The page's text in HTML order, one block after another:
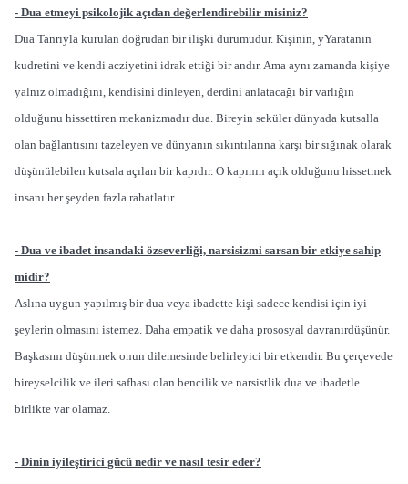
- Dua etmeyi psikolojik açıdan değerlendirebilir misiniz?
Dua Tanrıyla kurulan doğrudan bir ilişki durumudur. Kişinin, yYaratanın
kudretini ve kendi acziyetini idrak ettiği bir andır. Ama aynı zamanda kişiye
yalnız olmadığını, kendisini dinleyen, derdini anlatacağı bir varlığın
olduğunu hissettiren mekanizmadır dua. Bireyin seküler dünyada kutsalla
olan bağlantısını tazeleyen ve dünyanın sıkıntılarına karşı bir sığınak olarak
düşünülebilen kutsala açılan bir kapıdır. O kapının açık olduğunu hissetmek
insanı her şeyden fazla rahatlatır.
- Dua ve ibadet insandaki özseverliği, narsisizmi sarsan bir etkiye sahip
midir?
Aslına uygun yapılmış bir dua veya ibadette kişi sadece kendisi için iyi
şeylerin olmasını istemez. Daha empatik ve daha prososyal davranırdüşünür.
Başkasını düşünmek onun dilemesinde belirleyici bir etkendir. Bu çerçevede
bireyselcilik ve ileri safhası olan bencilik ve narsistlik dua ve ibadetle
birlikte var olamaz.
- Dinin iyileştirici gücü nedir ve nasıl tesir eder?